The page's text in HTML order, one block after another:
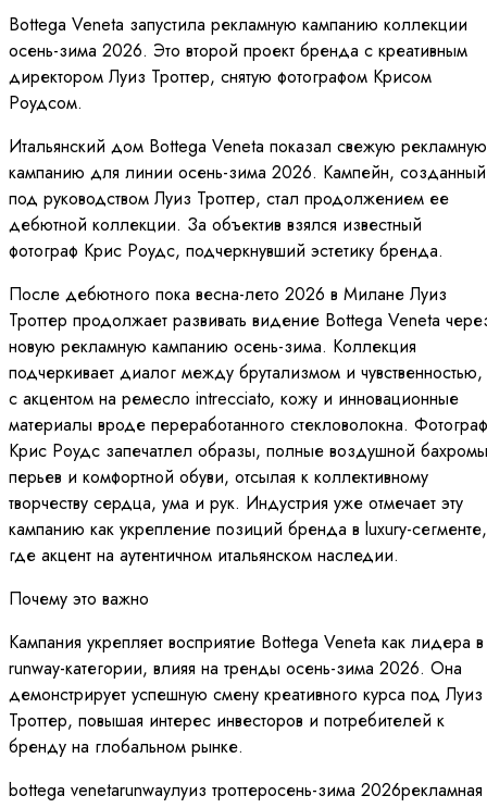
Bottega Veneta запустила рекламную кампанию коллекции
осень-зима 2026. Это второй проект бренда с креативным
директором Луиз Троттер, снятую фотографом Крисом
Роудсом.
Итальянский дом Bottega Veneta показал свежую рекламную
кампанию для линии осень-зима 2026. Кампейн, созданный
под руководством Луиз Троттер, стал продолжением ее
дебютной коллекции. За объектив взялся известный
фотограф Крис Роудс, подчеркнувший эстетику бренда.
После дебютного пока весна-лето 2026 в Милане Луиз
Троттер продолжает развивать видение Bottega Veneta
новую рекламную кампанию осень-зима. Коллекция
подчеркивает диалог между брутализмом и чувственностью,
с акцентом на ремесло intrecciato, кожу и инновационные
материалы вроде переработанного стекловолокна. Фотограф
Крис Роудс запечатлел образы, полные воздушной
перьев и комфортной обуви, отсылая к коллективному
творчеству сердца, ума и рук. Индустрия уже отмечает эту
кампанию как укрепление позиций бренда в luxury-сегменте,
где акцент на аутентичном итальянском наследии.
Почему это важно
Кампания укрепляет восприятие Bottega Veneta как лидера в
runway-категории, влияя на тренды осень-зима 2026. Она
демонстрирует успешную смену креативного курса под Луиз
Троттер, повышая интерес инвесторов и потребителей к
бренду на глобальном рынке.
bottega venetarunwayлуиз троттеросень-зима 2026рекламная